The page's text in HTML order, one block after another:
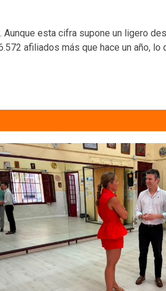
esta cifra supone un ligero
afiliados más que hace un año, lo